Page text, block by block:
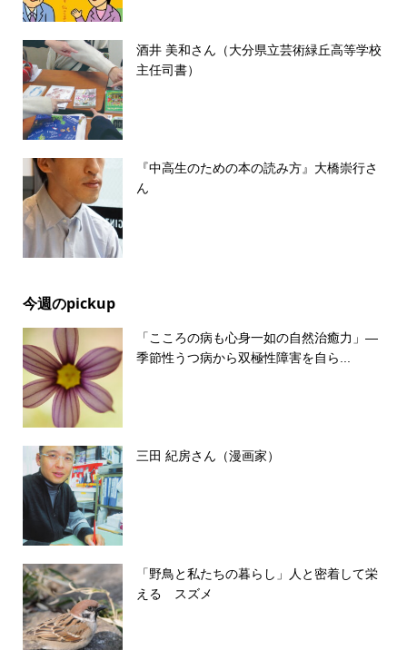
酒井 美和さん（大分県立芸術緑丘高等学校
主任司書）
『中高生のための本の読み方』大橋崇行さ
ん
今週のpickup
「こころの病も心身一如の自然治癒力」―
季節性うつ病から双極性障害を自ら...
三田 紀房さん（漫画家）
「野鳥と私たちの暮らし」人と密着して栄
える スズメ